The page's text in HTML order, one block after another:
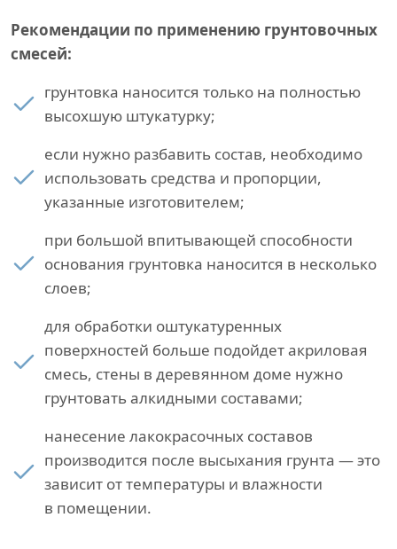
Рекомендации по применению грунтовочных
смесей:
грунтовка наносится только на полностью
высохшую штукатурку;
если нужно разбавить состав, необходимо
использовать средства и пропорции,
указанные изготовителем;
при большой впитывающей способности
основания грунтовка наносится в несколько
слоев;
для обработки оштукатуренных
поверхностей больше подойдет акриловая
смесь, стены в деревянном доме нужно
грунтовать алкидными составами;
нанесение лакокрасочных составов
производится после высыхания грунта — это
зависит от температуры и влажности
в помещении.